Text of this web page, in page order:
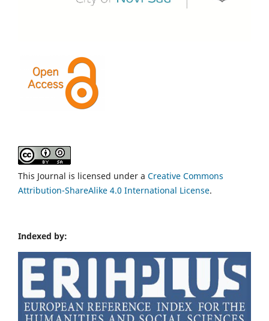
This Journal is licensed under a Creative Commons
Attribution-ShareAlike 4.0 International License.
Indexed by: